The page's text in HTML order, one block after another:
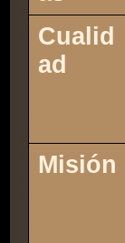
Cualid
ad
Misión